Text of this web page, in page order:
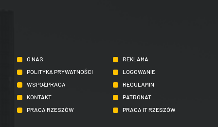
O NAS
REKLAMA
POLITYKA PRYWATNOŚCI
LOGOWANIE
WSPÓŁPRACA
REGULAMIN
KONTAKT
PATRONAT
PRACA RZESZÓW
PRACA IT RZESZÓW